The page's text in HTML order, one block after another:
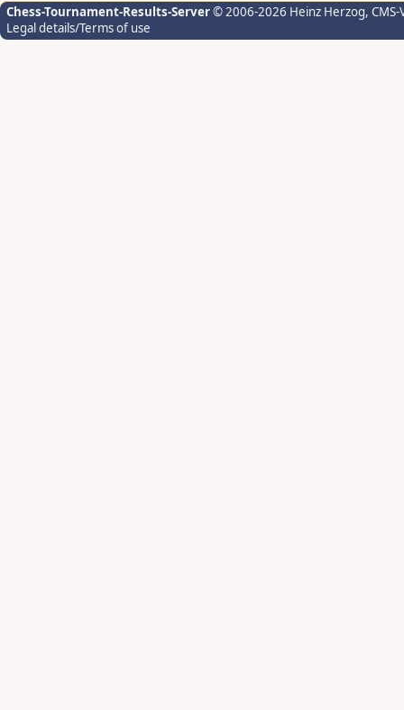
Chess-Tournament-Results-Server© 2006-2026 Heinz Herzog,
Legal details/Terms of use